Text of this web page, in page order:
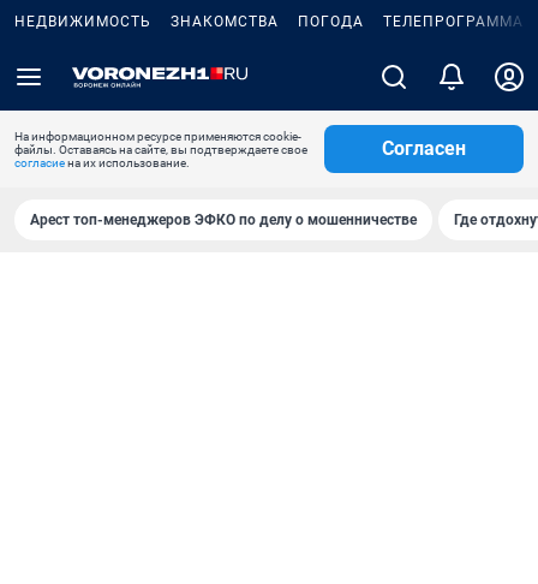
НЕДВИЖИМОСТЬ ЗНАКОМСТВА ПОГОДА ТЕЛЕПРОГРАММА
На информационном ресурсе применяются cookie-
файлы. Оставаясь на сайте, вы подтверждаете свое
согласиена их использование.
Согласен
Арест топ-менеджеров ЭФКО по делу о мошенничестве Где